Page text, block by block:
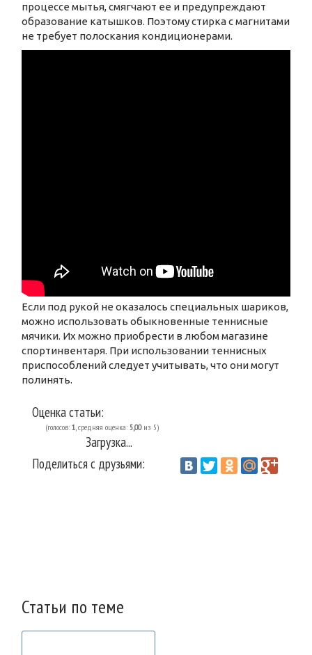
процессе мытья, смягчают ее и предупреждают
образование катышков. Поэтому стирка с магнитами
не требует полоскания кондиционерами.
Если под рукой не оказалось специальных шариков,
можно использовать обыкновенные теннисные
мячики. Их можно приобрести в любом магазине
спортинвентаря. При использовании теннисных
приспособлений следует учитывать, что они могут
полинять.
Оценка статьи:
(голосов: 1, средняя оценка: 5,00из 5)
Загрузка...
Поделиться с друзьями:
Статьи по теме